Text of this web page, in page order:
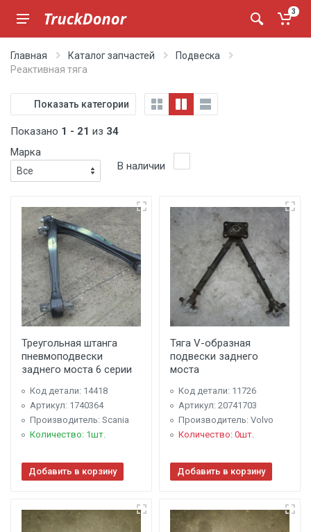
3
Главная Каталог запчастей
Подвеска
Реактивная тяга
Показать категории
Показано 1 - 21 из 34
Марка
В наличии
Треугольная штанга
пневмоподвески
заднего моста 6 серии
Код детали: 14418
Артикул: 1740364
Производитель: Scania
Количество: 1шт.
Добавить в корзину
Тяга V-образная
подвески заднего
моста
Код детали: 11726
Артикул: 20741703
Производитель: Volvo
Количество: 0шт.
Добавить в корзину